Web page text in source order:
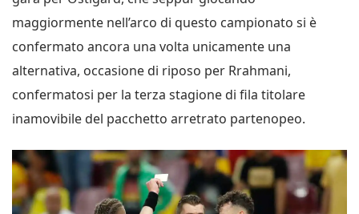
maggiormente nell’arco di questo campionato si è
confermato ancora una volta unicamente una
alternativa, occasione di riposo per Rrahmani,
confermatosi per la terza stagione di fila titolare
inamovibile del pacchetto arretrato partenopeo.